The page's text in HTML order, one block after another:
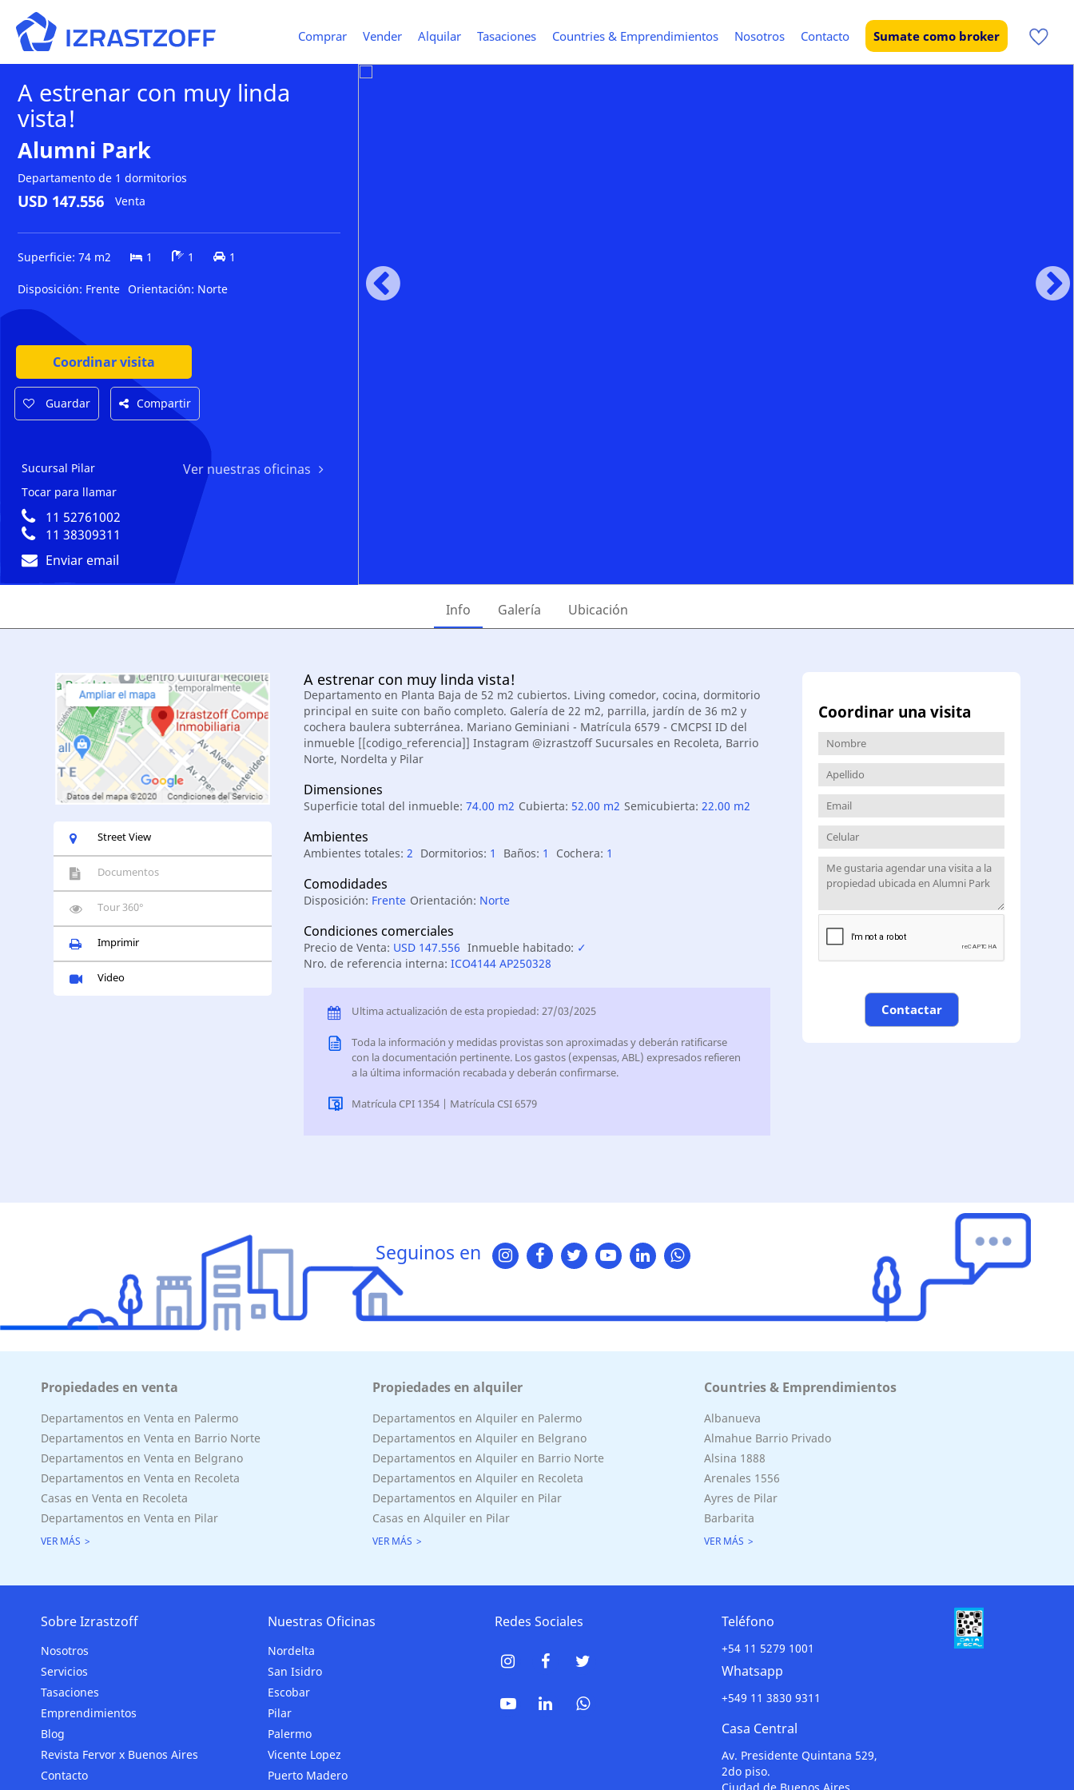
Comprar Vender Alquilar Tasaciones Countries & Emprendimientos Nosotros Contacto Sumate como broker
Superficie Terreno 0.00 M2
Superficie total del inmueble 74.00 M2
Cubierta: 52.00 M2
Semicubierta 22.00 M2
A estrenar con muy linda
vista!
Alumni Park
Departamento de 1 dormitorios
USD 147.556 Venta
Superficie: 74 m2 1 1 1
Disposición: Frente Orientación: Norte
Coordinar visita
Guardar Compartir
Sucursal Pilar
Tocar para llamar
11 52761002
11 38309311
Enviar email
Ver nuestras oficinas
Info Galería Ubicación
Street View
Documentos
Tour 360°
Imprimir
Video
A estrenar con muy linda vista!
Departamento en Planta Baja de 52 m2 cubiertos. Living comedor, cocina, dormitorio
principal en suite con baño completo. Galería de 22 m2, parrilla, jardín de 36 m2 y
cochera baulera subterránea. Mariano Geminiani - Matrícula 6579 - CMCPSI ID del
inmueble [[codigo_referencia]] Instagram @izrastzoff Sucursales en Recoleta, Barrio
Norte, Nordelta y Pilar
Dimensiones
Superficie total del inmueble: 74.00 m2 Cubierta: 52.00 m2 Semicubierta: 22.00 m2
Ambientes
Ambientes totales: 2 Dormitorios: 1 Baños: 1 Cochera: 1
Comodidades
Disposición: Frente Orientación: Norte
Condiciones comerciales
Precio de Venta: USD 147.556 Inmueble habitado: ✓
Nro. de referencia interna: ICO4144 AP250328
Ultima actualización de esta propiedad: 27/03/2025
Toda la información y medidas provistas son aproximadas y deberán ratificarse
con la documentación pertinente. Los gastos (expensas, ABL) expresados refieren
a la última información recabada y deberán confirmarse.
Matrícula CPI 1354 | Matrícula CSI 6579
Coordinar una visita
Contactar
Seguinos en
Propiedades en venta
Departamentos en Venta en Palermo
Departamentos en Venta en Barrio Norte
Departamentos en Venta en Belgrano
Departamentos en Venta en Recoleta
Casas en Venta en Recoleta
Departamentos en Venta en Pilar
VER MÁS
Propiedades en alquiler
Departamentos en Alquiler en Palermo
Departamentos en Alquiler en Belgrano
Departamentos en Alquiler en Barrio Norte
Departamentos en Alquiler en Recoleta
Departamentos en Alquiler en Pilar
Casas en Alquiler en Pilar
VER MÁS
Countries & Emprendimientos
Albanueva
Almahue Barrio Privado
Alsina 1888
Arenales 1556
Ayres de Pilar
Barbarita
VER MÁS
Sobre Izrastzoff
Nosotros
Servicios
Tasaciones
Emprendimientos
Blog
Revista Fervor x Buenos Aires
Contacto
Nuestras Oficinas
Nordelta
San Isidro
Escobar
Pilar
Palermo
Vicente Lopez
Puerto Madero
Redes Sociales Teléfono
+54 11 5279 1001
Whatsapp
+549 11 3830 9311
Casa Central
Av. Presidente Quintana 529,
2do piso.